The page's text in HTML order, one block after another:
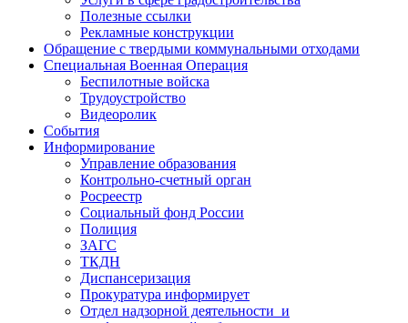
Полезные ссылки
Рекламные конструкции
Обращение с твердыми коммунальными отходами
Специальная Военная Операция
Беспилотные войска
Трудоустройство
Видеоролик
События
Информирование
Управление образования
Контрольно-счетный орган
Росреестр
Социальный фонд России
Полиция
ЗАГС
ТКДН
Диспансеризация
Прокуратура информирует
Отдел надзорной деятельности и